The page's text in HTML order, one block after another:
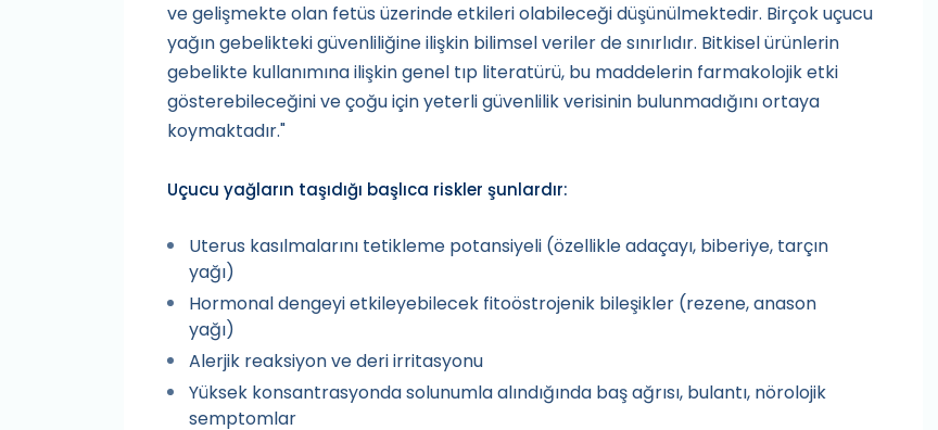
ve gelişmekte olan fetüs üzerinde etkileri olabileceği düşünülmektedir. Birçok uçucu
yağın gebelikteki güvenliliğine ilişkin bilimsel veriler de sınırlıdır. Bitkisel ürünlerin
gebelikte kullanımına ilişkin genel tıp literatürü, bu maddelerin farmakolojik etki
gösterebileceğini ve çoğu için yeterli güvenlilik verisinin bulunmadığını ortaya
koymaktadır."
Uçucu yağların taşıdığı başlıca riskler şunlardır:
Uterus kasılmalarını tetikleme potansiyeli (özellikle adaçayı, biberiye, tarçın
yağı)
Hormonal dengeyi etkileyebilecek fitoöstrojenik bileşikler (rezene, anason
yağı)
Alerjik reaksiyon ve deri irritasyonu
Yüksek konsantrasyonda solunumla alındığında baş ağrısı, bulantı, nörolojik
semptomlar